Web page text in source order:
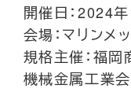
開催日：2024年
会場：マリンメ
規格主催：福
機械金属工業